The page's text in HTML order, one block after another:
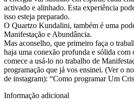
activado e alinhado. Esta experiência
isso esteja preparado.
O Quartzo Kundalini, também é uma
Manifestação e Abundância.
Mas aconselho, que primeiro faça o
haja uma conexão profunda e sólida com
comece a usá-lo no trabalho de
programação que já vos ensinei. (Ver o
de instagram): “Como programar Um
Informação adicional